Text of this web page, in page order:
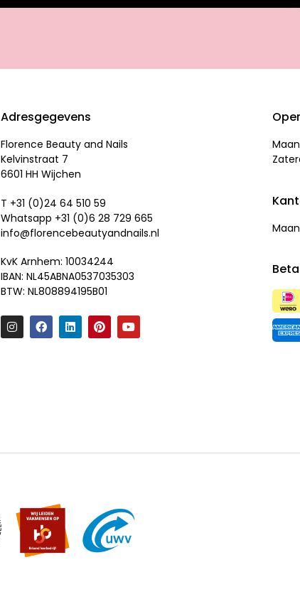
Adresgegevens
Florence Beauty and Nails
Kelvinstraat 7
6601 HH Wijchen
T +31 (0)24 64 510 59
Whatsapp +31 (0)6 28 729 665
info@florencebeautyandnails.nl
KvK Arnhem: 10034244
IBAN: NL45ABNA0537035303
BTW: NL808894195B01